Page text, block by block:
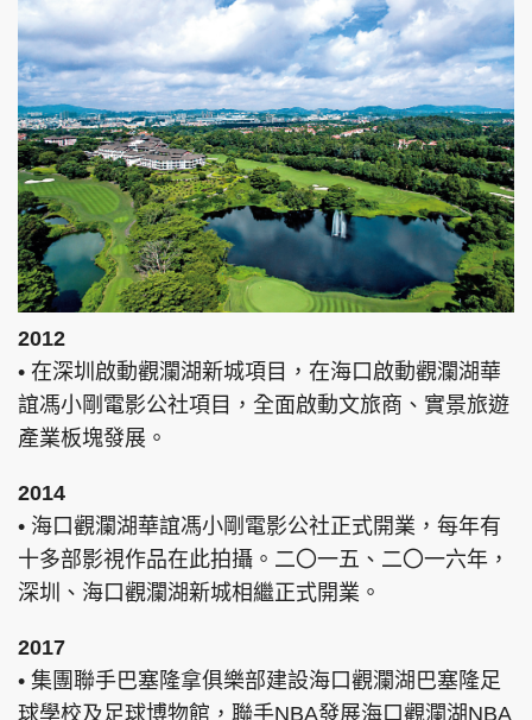
2012
• 在深圳啟動觀瀾湖新城項目，在海口啟動觀瀾湖華
誼馮小剛電影公社項目，全面啟動文旅商、實景旅遊
產業板塊發展。
2014
• 海口觀瀾湖華誼馮小剛電影公社正式開業，每年有
十多部影視作品在此拍攝。二〇一五、二〇一六年，
深圳、海口觀瀾湖新城相繼正式開業。
2017
• 集團聯手巴塞隆拿俱樂部建設海口觀瀾湖巴塞隆足
球學校及足球博物館，聯手NBA發展海口觀瀾湖NBA